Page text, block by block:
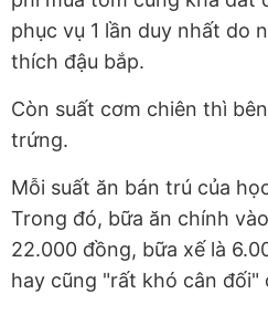
phục vụ 1 lần duy nhất do
thích đậu bắp.
Còn suất cơm chiên thì
trứng.
Mỗi suất ăn bán trú của
Trong đó, bữa ăn chính
22.000 đồng, bữa xế là
hay cũng "rất khó cân đối"